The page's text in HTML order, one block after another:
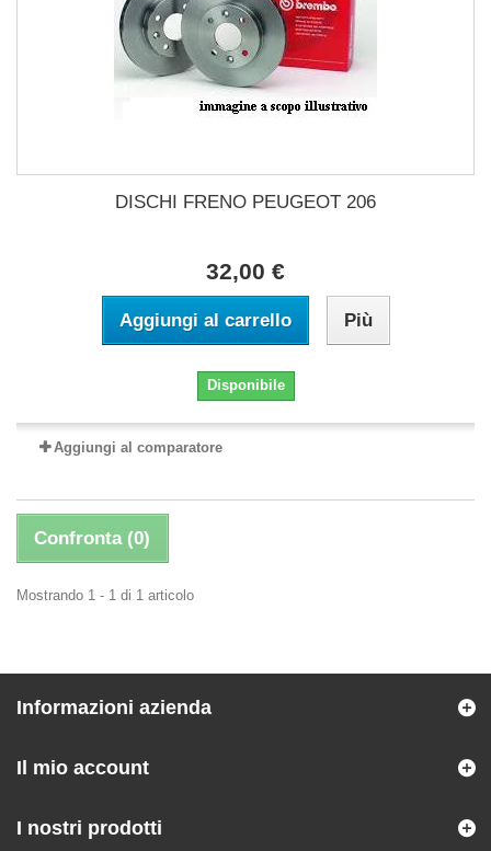
DISCHI FRENO PEUGEOT 206
32,00 €
Aggiungi al carrello Più
Disponibile
Aggiungi al comparatore
Confronta (0)
Mostrando 1 - 1 di 1 articolo
Informazioni azienda
Il mio account
I nostri prodotti